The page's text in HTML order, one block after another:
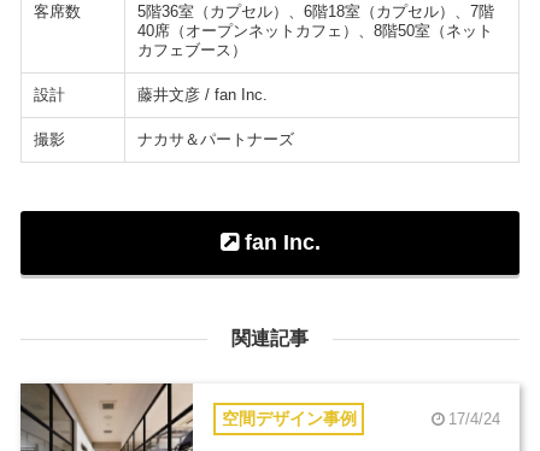
客席数
5階36室（カプセル）、6階18室（カプセル）、7階
40席（オープンネットカフェ）、8階50室（ネット
カフェブース）
設計 藤井文彦 / fan Inc.
撮影 ナカサ＆パートナーズ
fan Inc.
関連記事
空間デザイン事例 17/4/24